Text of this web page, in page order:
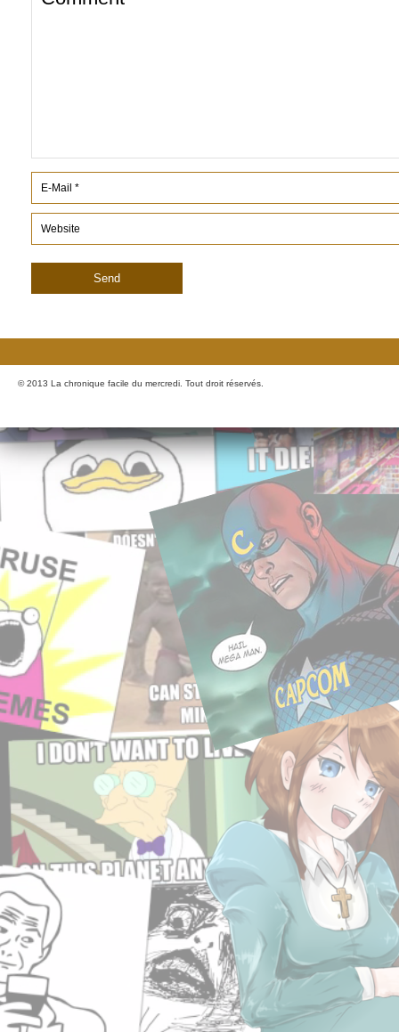
© 2013 La chronique facile du mercredi. Tout droit réservés.